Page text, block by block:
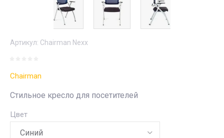
Артикул: Chairman Nexx
Chairman
Стильное кресло для посетителей
Цвет